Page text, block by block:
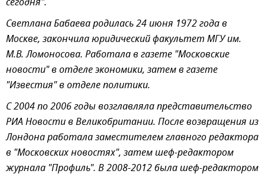
Светлана Бабаева родилась 24 июня 1972 года в
Москве, закончила юридический факультет МГУ им.
М.В. Ломоносова. Работала в газете "Московские
новости" в отделе экономики, затем в газете
"Известия" в отделе политики.
С 2004 по 2006 годы возглавляла представительство
РИА Новости в Великобритании. После возвращения из
Лондона работала заместителем главного редактора
в "Московских новостях", затем шеф-редактором
журнала "Профиль". В 2008-2012 была шеф-редактором